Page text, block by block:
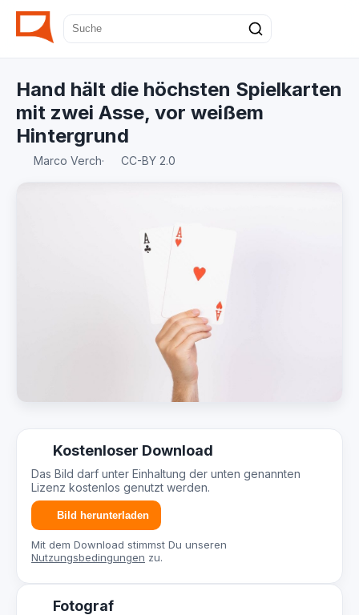
Hand hält die höchsten Spielkarten
mit zwei Asse, vor weißem
Hintergrund
Marco Verch· CC-BY 2.0
Kostenloser Download
Das Bild darf unter Einhaltung der unten genannten
Lizenz kostenlos genutzt werden.
Bild herunterladen
Mit dem Download stimmst Du unseren
Nutzungsbedingungen zu.
Fotograf